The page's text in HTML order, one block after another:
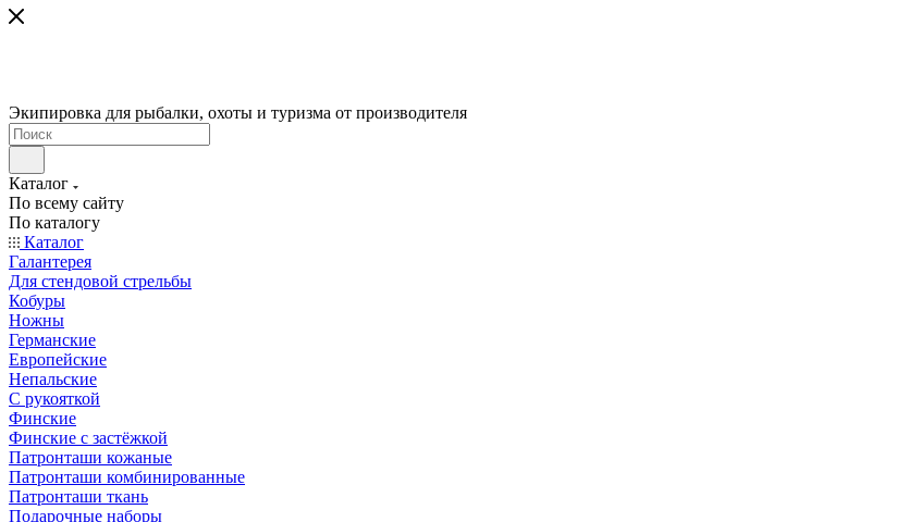
Экипировка для рыбалки, охоты и туризма от производителя
Каталог
По всему сайту
По каталогу
Каталог
Галантерея
Для стендовой стрельбы
Кобуры
Ножны
Германские
Европейские
Непальские
С рукояткой
Финские
Финские с застёжкой
Патронташи кожаные
Патронташи комбинированные
Патронташи ткань
Подарочные наборы